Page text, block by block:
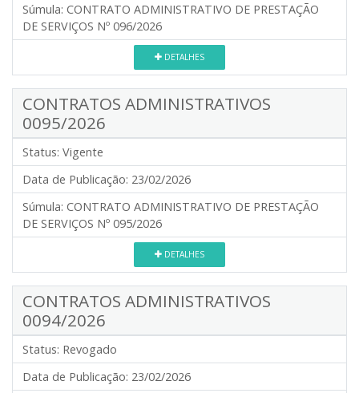
Súmula: CONTRATO ADMINISTRATIVO DE PRESTAÇÃO
DE SERVIÇOS Nº 096/2026
DETALHES
CONTRATOS ADMINISTRATIVOS
0095/2026
Status: Vigente
Data de Publicação: 23/02/2026
Súmula: CONTRATO ADMINISTRATIVO DE PRESTAÇÃO
DE SERVIÇOS Nº 095/2026
DETALHES
CONTRATOS ADMINISTRATIVOS
0094/2026
Status: Revogado
Data de Publicação: 23/02/2026